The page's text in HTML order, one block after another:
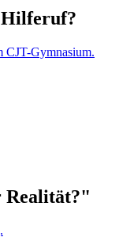
Realität?"